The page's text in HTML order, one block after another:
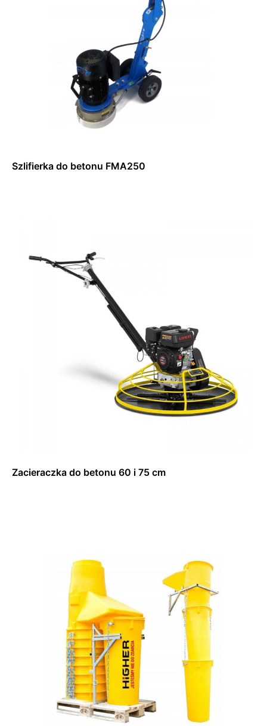
Szlifierka do betonu FMA250
Zacieraczka do betonu 60 i 75 cm